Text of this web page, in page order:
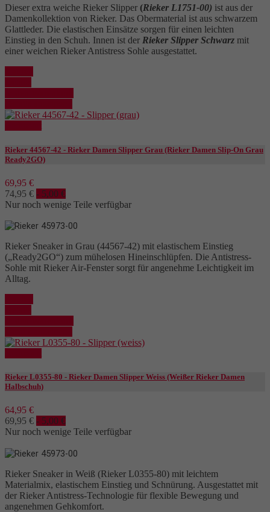
Dieser extra weiche Rieker Slipper (Rieker L1751-00) ist aus der
Damenkollektion von Rieker. Das Obermaterial ist aus schwarzem
Glattleder. Die elastischen Einsätze sorgen für einen leichten
Einstieg in den Schuh. Innen ist der Rieker Slipper Schwarz mit
einer weichen Rieker Antistress Sohle ausgestattet.
Rieker 44567-42 - Rieker Damen Slipper Grau (Rieker Damen Slip-On Grau
Ready2GO)
69,95 €
74,95 € - 5,00 €
Nur noch wenige Teile verfügbar
Rieker Sneaker in Grau (44567-42) mit elastischem Einstieg
(„Ready2GO“) zum mühelosen Hineinschlüpfen. Die Antistress-
Sohle mit Rieker Air-Fenster sorgt für angenehme Leichtigkeit im
Alltag.
Rieker L0355-80 - Rieker Damen Slipper Weiss (Weißer Rieker Damen
Halbschuh)
64,95 €
69,95 € - 5,00 €
Nur noch wenige Teile verfügbar
Rieker Sneaker in Weiß (Rieker L0355-80) mit leichtem
Materialmix, elastischem Einstieg und Schnürung. Ausgestattet mit
der Rieker Antistress-Technologie für flexible Bewegung und
angenehmen Gehkomfort.